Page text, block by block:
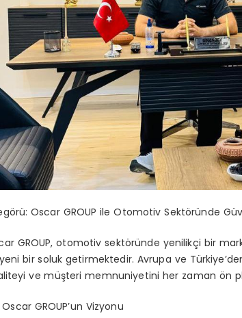
Oscar GROUP ile Otomotiv Sektöründe
GROUP, otomotiv sektöründe yenilikçi bir
bir soluk getirmektedir. Avrupa ve
ve müşteri memnuniyetini her zaman ön
GROUP’un Vizyonu